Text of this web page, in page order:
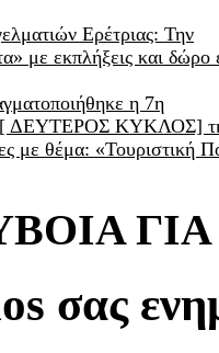
Ερέτριας: Την
με εκπλήξεις και δώρο
η 7η
[ ΔEYΤΕΡΟΣ ΚΥΚΛΟΣ]
θέμα: «Τουριστική
σας